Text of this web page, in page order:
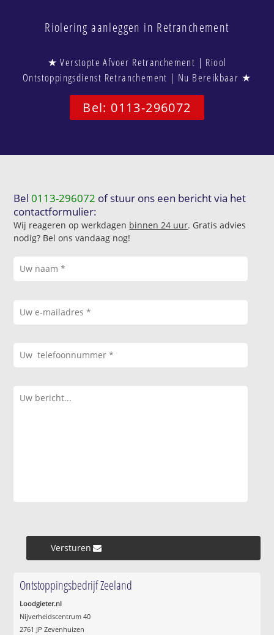
Riolering aanleggen in Retranchement
★ Verstopte Afvoer Retranchement | Riool
Ontstoppingsdienst Retranchement | Nu Bereikbaar ★
Bel: 0113-296072
Bel0113-296072 of stuur ons een bericht via het
contactformulier:
Wij reageren op werkdagen binnen 24 uur. Gratis advies
nodig? Bel ons vandaag nog!
Versturen »
Ontstoppingsbedrijf Zeeland
Loodgieter.nl
Nijverheidscentrum 40
2761 JP Zevenhuizen